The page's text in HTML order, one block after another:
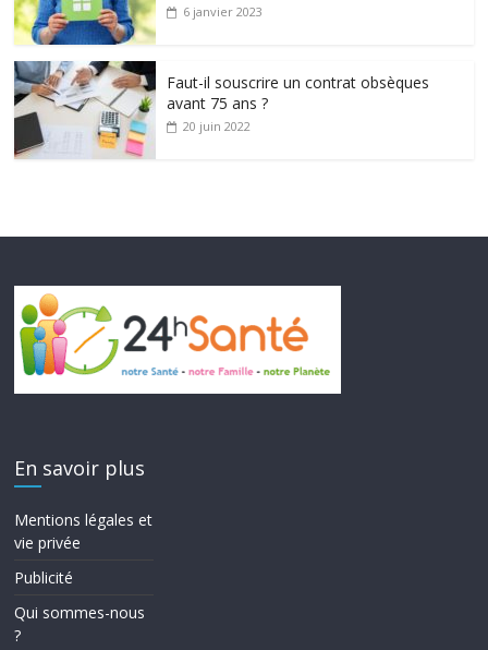
6 janvier 2023
Faut-il souscrire un contrat obsèques
avant 75 ans ?
20 juin 2022
En savoir plus
Mentions légales et
vie privée
Publicité
Qui sommes-nous
?